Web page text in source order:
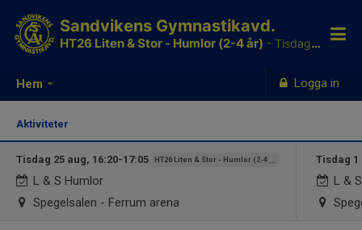
Hem Logga in
Sandvikens Gymnastikavd.
HT26 Liten & Stor - Humlor (2-4 år) - Tisdagar 16:20-17:05
Aktiviteter
Tisdag 25 aug, 16:20-17:05 HT26 Liten & Stor - Humlor (2-4 år)
L & S Humlor
Spegelsalen - Ferrum arena
Tisdag 1
L &